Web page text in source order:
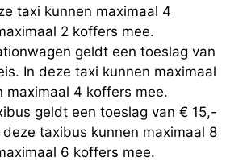
taxi kunnen maximaal 4
2 koffers mee.
geldt een toeslag van
In deze taxi kunnen maximaal
maximaal 4 koffers mee.
geldt een toeslag van € 15,-
taxibus kunnen maximaal 8
6 koffers mee.